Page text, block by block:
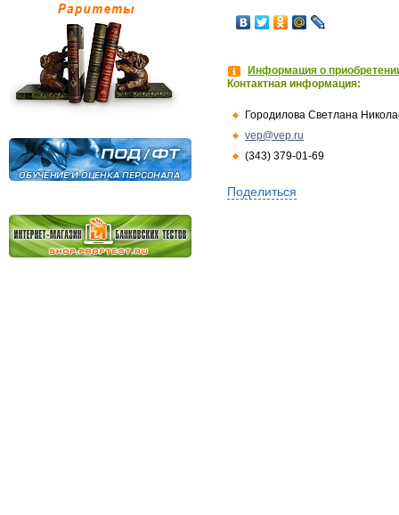
Информация о
Контактная информация:
Городилова Светлана
vep@vep.ru
(343) 379-01-69
Поделиться